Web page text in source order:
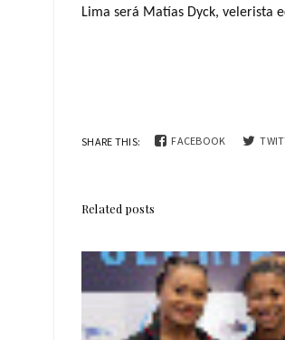
Lima será Matías Dyck, velerista
SHARE THIS: FACEBOOK
Related posts